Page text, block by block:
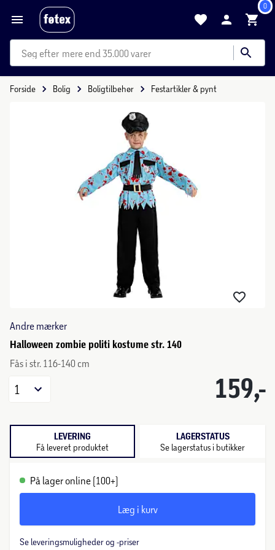
0
mere end 35.000 varer
Forside Bolig Boligtilbehør Festartikler & pynt
Andre mærker
Halloween zombie politi kostume str. 140
Fås i str. 116-140 cm
159,-
1
LEVERING
Få leveret produktet
LAGERSTATUS
Se lagerstatus i butikker
På lager online (100+)
Læg i kurv
Se leveringsmuligheder og -priser